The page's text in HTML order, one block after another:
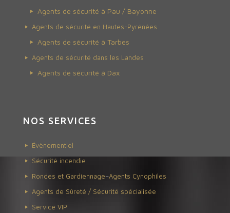
Agents de sécurité à Pau / Bayonne
Agents de sécurité en Hautes-Pyrénées
Agents de sécurité à Tarbes
Agents de sécurité dans les Landes
Agents de sécurité à Dax
NOS SERVICES
Évènementiel
Sécurité incendie
Rondes et Gardiennage–Agents Cynophiles
Agents de Sûreté / Sécurité spécialisée
Service VIP